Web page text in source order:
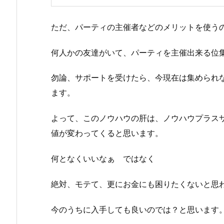
ただ、パーティの主催者などのメリットを使う
何人かの友達がいて、パーティを主催出来る位
勿論、サポートを受けたら、今現在は集めら
ます。
よって、このノウハウの肝は、ノウハウプラ
値が変わってくると思います。
何となくいいなぁ ではなく
絶対、モテて、更にお金にも困りたくないと思
今のうちに入手しても良いのでは？と思います